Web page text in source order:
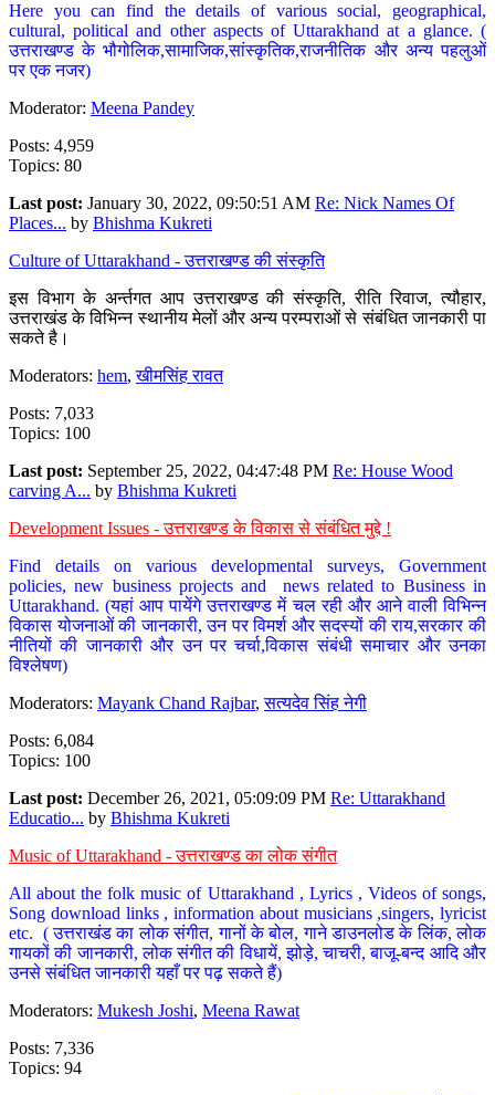
Here you can find the details of various social, geographical,
cultural, political and other aspects of Uttarakhand at a glance. (
उत्तराखण्ड के भौगोलिक,सामाजिक,सांस्कृतिक,राजनीतिक और अन्य पहलुओं
पर एक नजर)
Moderator: Meena Pandey
Posts: 4,959
Topics: 80
Last post: January 30, 2022, 09:50:51 AM Re: Nick Names Of
Places... by Bhishma Kukreti
Culture of Uttarakhand - उत्तराखण्ड की संस्कृति
इस विभाग के अर्न्तगत आप उत्तराखण्ड की संस्कृति, रीति रिवाज, त्यौहार,
उत्तराखंड के विभिन्न स्थानीय मेलों और अन्य परम्पराओं से संबंधित जानकारी पा
सकते है।
Moderators: hem,खीमसिंह रावत
Posts: 7,033
Topics: 100
Last post: September 25, 2022, 04:47:48 PM Re: House Wood
carving A... by Bhishma Kukreti
Development Issues - उत्तराखण्ड के विकास से संबंधित मुद्दे !
Find details on various developmental surveys, Government
policies, new business projects and news related to Business in
Uttarakhand. (यहां आप पायेंगे उत्तराखण्ड में चल रही और आने वाली विभिन्न
विकास योजनाओं की जानकारी, उन पर विमर्श और सदस्यों की राय,सरकार की
नीतियों की जानकारी और उन पर चर्चा,विकास संबंधी समाचार और उनका
विश्लेषण)
Moderators: Mayank Chand Rajbar,सत्यदेव सिंह नेगी
Posts: 6,084
Topics: 100
Last post: December 26, 2021, 05:09:09 PM Re: Uttarakhand
Educatio... by Bhishma Kukreti
Music of Uttarakhand - उत्तराखण्ड का लोक संगीत
All about the folk music of Uttarakhand , Lyrics , Videos of songs,
Song download links , information about musicians ,singers, lyricist
etc. ( उत्तराखंड का लोक संगीत, गानों के बोल, गाने डाउनलोड के लिंक, लोक
गायकों की जानकारी, लोक संगीत की विधायें, झोड़े, चाचरी, बाजू-बन्द आदि और
उनसे संबंधित जानकारी यहाँ पर पढ़ सकते हैं)
Moderators: Mukesh Joshi, Meena Rawat
Posts: 7,336
Topics: 94